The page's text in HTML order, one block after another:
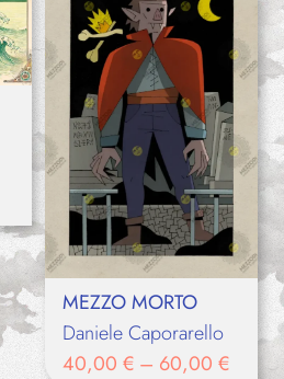
MEZZO MORTO
Daniele Caporarello
40,00 € – 60,00 €